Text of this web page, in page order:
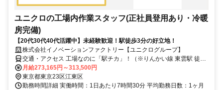
ユニクロの工場内作業スタッフ(正社員登用あり・冷暖
房完備)
【20代30代40代活躍中】未経験歓迎！駅徒歩3分の好立地！
株式会社イノベーションファクトリー【ユニクログループ】
交通・アクセス 工場なのに「駅チカ」！（※りんかい線 東雲駅 徒歩
３分）
月給273,165円～313,500円
東京都東京23区江東区
勤務時間詳細 実働時間：1日あたり7時間30分 平均勤務日数：1ヶ月